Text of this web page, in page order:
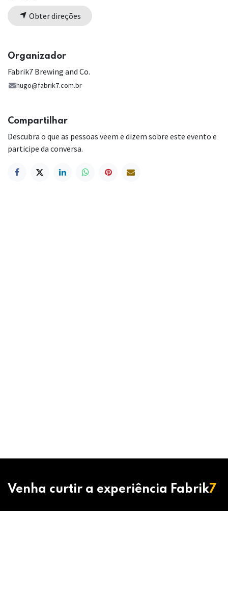
Obter direções
Organizador
Fabrik7 Brewing and Co.
hugo@fabrik7.com.br
Compartilhar
Descubra o que as pessoas veem e dizem sobre este evento e
participe da conversa.
Venha curtir a experiência Fabrik7